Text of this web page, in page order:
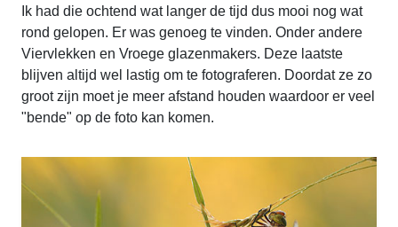
Ik had die ochtend wat langer de tijd dus mooi nog wat
rond gelopen. Er was genoeg te vinden. Onder andere
Viervlekken en Vroege glazenmakers. Deze laatste
blijven altijd wel lastig om te fotograferen. Doordat ze zo
groot zijn moet je meer afstand houden waardoor er veel
"bende" op de foto kan komen.